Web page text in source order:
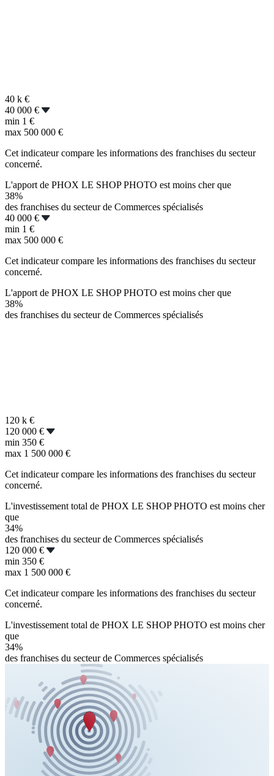
40 k €
40 000 €
min 1 €
max 500 000 €
Cet indicateur compare les informations des franchises du secteur
concerné.
L'apport de PHOX LE SHOP PHOTO est moins cher que
38%
des franchises du secteur de Commerces spécialisés
40 000 €
min 1 €
max 500 000 €
Cet indicateur compare les informations des franchises du secteur
concerné.
L'apport de PHOX LE SHOP PHOTO est moins cher que
38%
des franchises du secteur de Commerces spécialisés
120 k €
120 000 €
min 350 €
max 1 500 000 €
Cet indicateur compare les informations des franchises du secteur
concerné.
L'investissement total de PHOX LE SHOP PHOTO est moins cher
que
34%
des franchises du secteur de Commerces spécialisés
120 000 €
min 350 €
max 1 500 000 €
Cet indicateur compare les informations des franchises du secteur
concerné.
L'investissement total de PHOX LE SHOP PHOTO est moins cher
que
34%
des franchises du secteur de Commerces spécialisés